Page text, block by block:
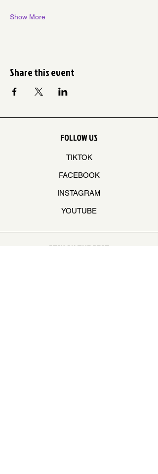
Show More
Share this event
FOLLOW US
TIKTOK
FACEBOOK
INSTAGRAM
YOUTUBE
STAY ON THE BEAT